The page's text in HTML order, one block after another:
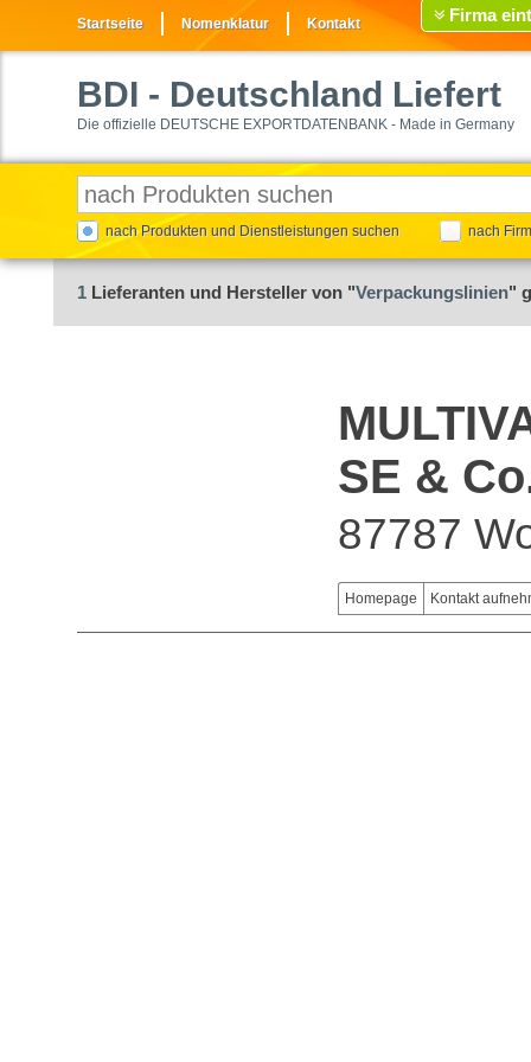
Startseite Nomenklatur Kontakt Firma
BDI - Deutschland Liefert
Die offizielle DEUTSCHE EXPORTDATENBANK - Made in Germany
nach Produkten und Dienstleistungen suchen nach
1 Lieferanten und Hersteller von "Verpackungslinien"
SE &
87787
Homepage Kontakt